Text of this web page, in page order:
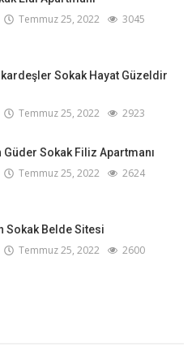
Temmuz 25, 2022 3045
Sokak Hayat Güzeldir
Temmuz 25, 2022 2923
Güder Sokak Filiz Apartmanı
Temmuz 25, 2022 2624
Sokak Belde Sitesi
Temmuz 25, 2022 2600